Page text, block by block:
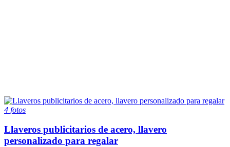
4 fotos
Llaveros publicitarios de acero, llavero
personalizado para regalar